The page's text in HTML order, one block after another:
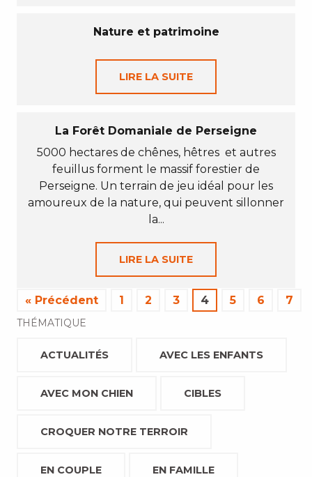
Nature et patrimoine
LIRE LA SUITE
La Forêt Domaniale de Perseigne
5000 hectares de chênes, hêtres et autres
feuillus forment le massif forestier de
Perseigne. Un terrain de jeu idéal pour les
amoureux de la nature, qui peuvent sillonner
la...
LIRE LA SUITE
« Précédent 1 2 3 4 5 6 7
THÉMATIQUE
ACTUALITÉS AVEC LES ENFANTS
AVEC MON CHIEN CIBLES
CROQUER NOTRE TERROIR
EN COUPLE EN FAMILLE